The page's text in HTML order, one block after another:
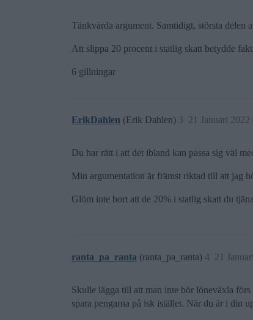
Tänkvärda argument. Samtidigt, största
Att slippa 20 procent i statlig skatt betydde
6 gillningar
ErikDahlen (Erik Dahlen) 21 Januari 2022
3
Du har rätt i att det ibland kan passa sig väl
Min argumentation är främst riktad till att jag
Glöm inte bort att de 20% i statlig skatt du
ranta_pa_ranta (ranta_pa_ranta) 21
4
Skulle lägga till att man inte bör löneväxla
spara pengarna på isk istället. När du är i din